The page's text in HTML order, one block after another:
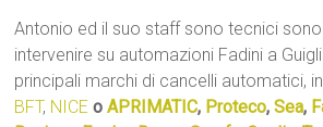
Antonio ed il suo staff sono tecnici
intervenire su automazioni Fadini a
principali marchi di cancelli automatici,
BFT, NICE oAPRIMATIC, Proteco,Sea,